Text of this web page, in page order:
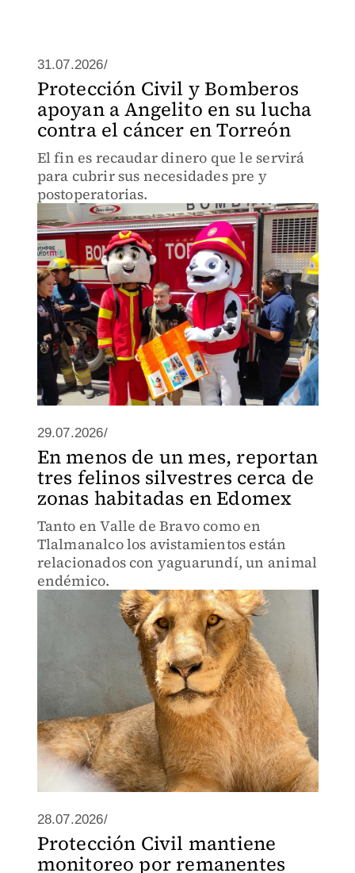
31.07.2026/
Protección Civil y Bomberos
apoyan a Angelito en su lucha
contra el cáncer en Torreón
El fin es recaudar dinero que le servirá
para cubrir sus necesidades pre y
postoperatorias.
29.07.2026/
En menos de un mes, reportan
tres felinos silvestres cerca de
zonas habitadas en Edomex
Tanto en Valle de Bravo como en
Tlalmanalco los avistamientos están
relacionados con yaguarundí, un animal
endémico.
28.07.2026/
Protección Civil mantiene
monitoreo por remanentes